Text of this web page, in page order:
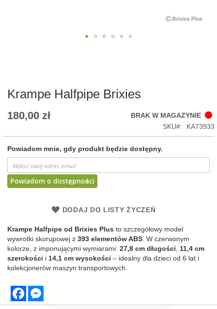
the
gallery
Krampe Halfpipe Brixies
180,00 zł
BRAK W MAGAZYNIE
SKU
KA73933
Powiadom mnie, gdy produkt będzie dostępny.
Powiadom o dostępności
DODAJ DO LISTY ŻYCZEŃ
Krampe Halfpipe od Brixies Plus to szczegółowy model
wywrotki skorupowej z 393 elementów ABS . W czerwonym
kolorze, z imponującymi wymiarami: 27,8 cm długości
11,4 cm
szerokości i 14,1 cm wysokości – idealny dla dzieci od 6 lat i
kolekcjonerów maszyn transportowych.
Facebook